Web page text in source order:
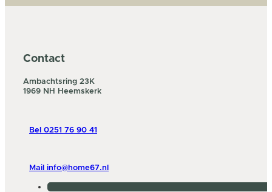
Contact
Ambachtsring 23K
1969 NH Heemskerk
Bel 0251 76 90 41
Mail info@home67.nl